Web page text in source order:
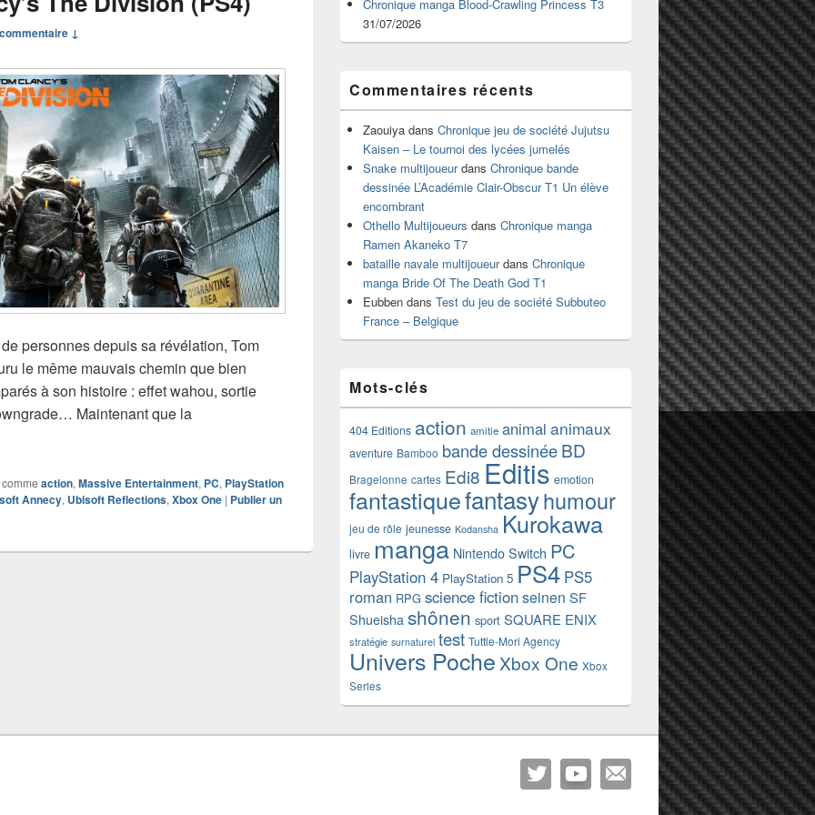
↓
personnes depuis sa révélation, Tom
le même mauvais chemin que bien
à son histoire : effet wahou, sortie
Maintenant que la
Clancy’s The Division (PS4)
action, Massive Entertainment, PC, PlayStation
Annecy, Ubisoft Reflections, Xbox One | Publier un
Chronique manga Blood-Crawling Princess T3
31/07/2026
Commentaires récents
Zaouiya dans Chronique jeu de société Jujutsu
Kaisen – Le tournoi des lycées jumelés
Snake multijoueurdans Chronique bande
dessinée L’Académie Clair-Obscur T1 Un élève
encombrant
Othello Multijoueurs dans Chronique manga
Ramen Akaneko T7
bataille navale multijoueurdans Chronique
manga Bride Of The Death God T1
Eubben dans Test du jeu de société Subbuteo
France – Belgique
Mots-clés
404 Editions action amitie animal animaux
aventure Bamboo bande dessinéeBD
Bragelonne cartes Edi8 Editis emotion
fantastiquefantasyhumour
jeu de rôle jeunesse Kodansha Kurokawa
livre manga Nintendo Switch PC
PlayStation 4 PlayStation 5 PS4 PS5
roman RPG science fictionseinen SF
Shueisha shônen sport SQUARE ENIX
stratégie surnaturel test Tuttle-Mori Agency
Univers Poche Xbox One Xbox
Series